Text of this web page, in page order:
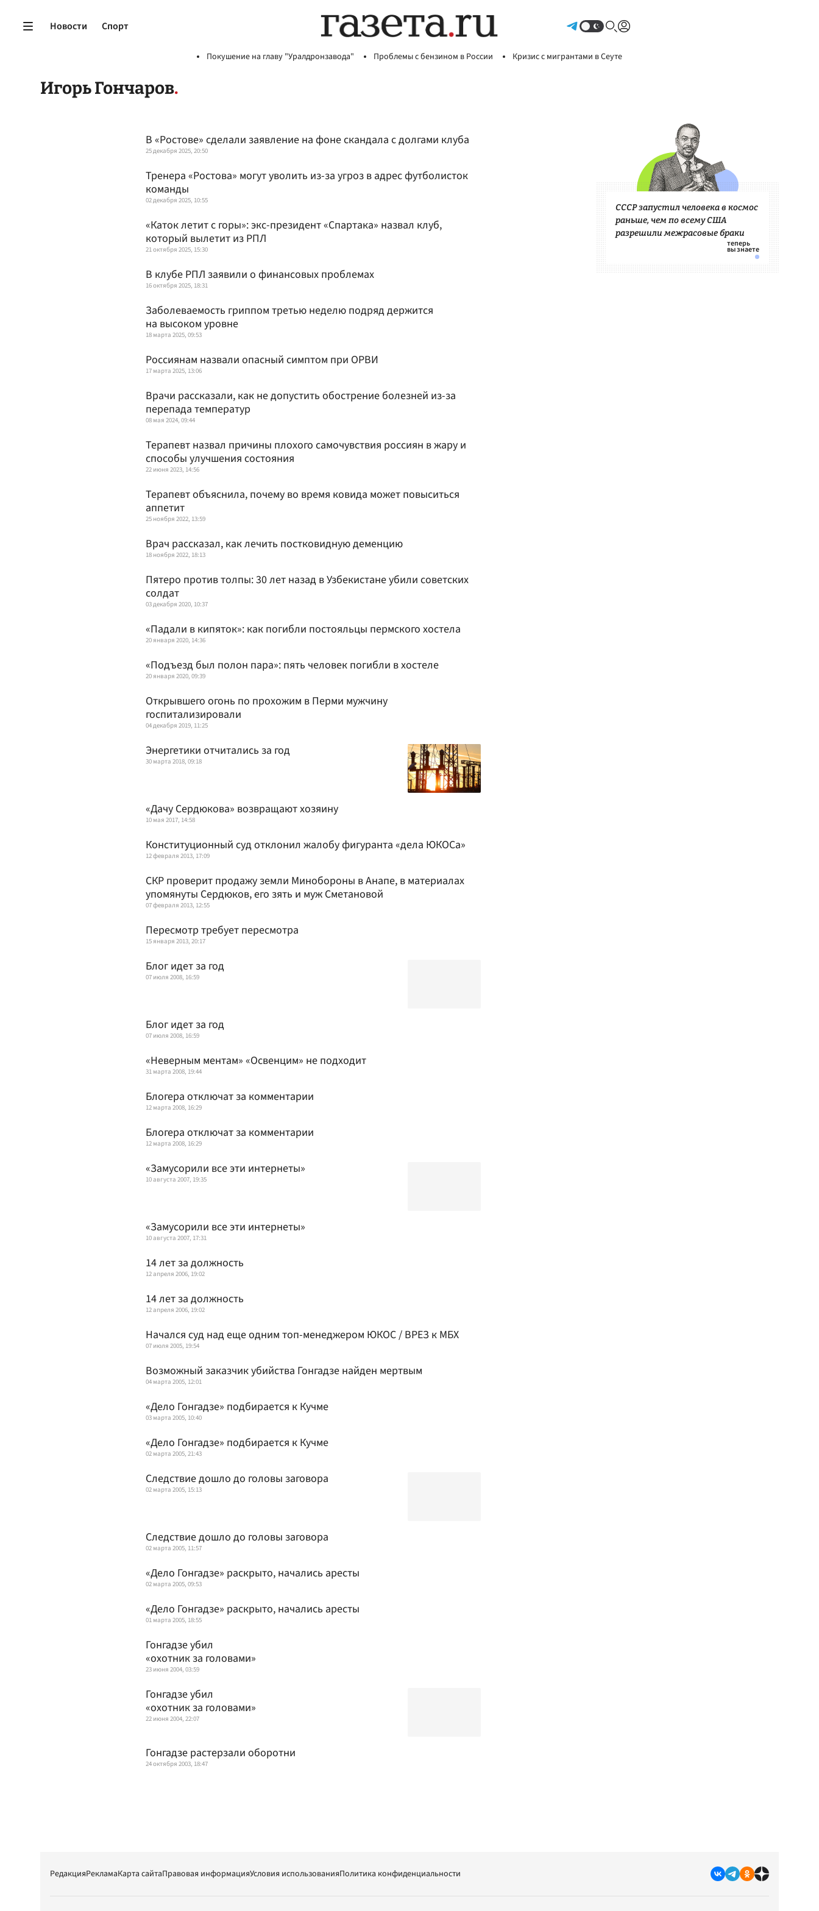
Новости Спорт
Покушение на главу "Уралдронзавода" Проблемы с бензином в России Кризис с мигрантами в Сеуте
Игорь Гончаров
В «Ростове» сделали заявление на фоне скандала с долгами клуба
25 декабря 2025, 20:50
Тренера «Ростова» могут уволить из-за угроз в адрес футболисток
команды
02 декабря 2025, 10:55
«Каток летит с горы»: экс-президент «Спартака» назвал клуб,
который вылетит из РПЛ
21 октября 2025, 15:30
В клубе РПЛ заявили о финансовых проблемах
16 октября 2025, 18:31
Заболеваемость гриппом третью неделю подряд держится
на высоком уровне
18 марта 2025, 09:53
Россиянам назвали опасный симптом при ОРВИ
17 марта 2025, 13:06
Врачи рассказали, как не допустить обострение болезней из-за
перепада температур
08 мая 2024, 09:44
Терапевт назвал причины плохого самочувствия россиян в жару и
способы улучшения состояния
22 июня 2023, 14:56
Терапевт объяснила, почему во время ковида может повыситься
аппетит
25 ноября 2022, 13:59
Врач рассказал, как лечить постковидную деменцию
18 ноября 2022, 18:13
Пятеро против толпы: 30 лет назад в Узбекистане убили советских
солдат
03 декабря 2020, 10:37
«Падали в кипяток»: как погибли постояльцы пермского хостела
20 января 2020, 14:36
«Подъезд был полон пара»: пять человек погибли в хостеле
20 января 2020, 09:39
Открывшего огонь по прохожим в Перми мужчину
госпитализировали
04 декабря 2019, 11:25
Энергетики отчитались за год
30 марта 2018, 09:18
«Дачу Сердюкова» возвращают хозяину
10 мая 2017, 14:58
Конституционный суд отклонил жалобу фигуранта «дела ЮКОСа»
12 февраля 2013, 17:09
СКР проверит продажу земли Минобороны в Анапе, в материалах
упомянуты Сердюков, его зять и муж Сметановой
07 февраля 2013, 12:55
Пересмотр требует пересмотра
15 января 2013, 20:17
Блог идет за год
07 июля 2008, 16:59
Блог идет за год
07 июля 2008, 16:59
«Неверным ментам» «Освенцим» не подходит
31 марта 2008, 19:44
Блогера отключат за комментарии
12 марта 2008, 16:29
Блогера отключат за комментарии
12 марта 2008, 16:29
«Замусорили все эти интернеты»
10 августа 2007, 19:35
«Замусорили все эти интернеты»
10 августа 2007, 17:31
14 лет за должность
12 апреля 2006, 19:02
14 лет за должность
12 апреля 2006, 19:02
Начался суд над еще одним топ-менеджером ЮКОС / ВРЕЗ к МБХ
07 июля 2005, 19:54
Возможный заказчик убийства Гонгадзе найден мертвым
04 марта 2005, 12:01
«Дело Гонгадзе» подбирается к Кучме
03 марта 2005, 10:40
«Дело Гонгадзе» подбирается к Кучме
02 марта 2005, 21:43
Следствие дошло до головы заговора
02 марта 2005, 15:13
Следствие дошло до головы заговора
02 марта 2005, 11:57
«Дело Гонгадзе» раскрыто, начались аресты
02 марта 2005, 09:53
«Дело Гонгадзе» раскрыто, начались аресты
01 марта 2005, 18:55
Гонгадзе убил
«охотник за головами»
23 июня 2004, 03:59
Гонгадзе убил
«охотник за головами»
22 июня 2004, 22:07
Гонгадзе растерзали оборотни
24 октября 2003, 18:47
СССР запустил человека в космос
раньше, чем по всему США
разрешили межрасовые браки
РедакцияРекламаКарта сайтаПравовая информацияУсловия использованияПолитика конфиденциальности